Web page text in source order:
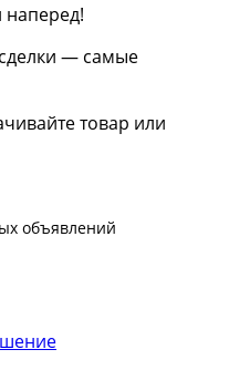
наперед!
— самые
товар или
объявлений